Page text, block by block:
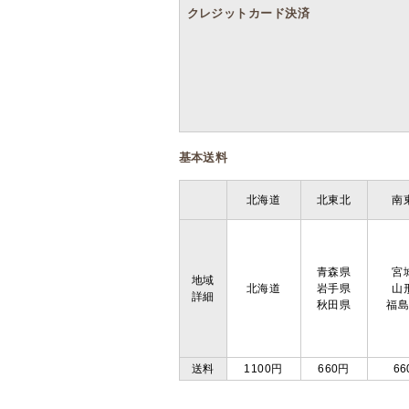
クレジットカード決済
基本送料
北海道 北東北 南
地域
詳細
北海道
青森県
岩手県
秋田県
宮
山
福
送料 1100円 660円